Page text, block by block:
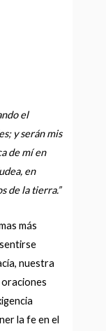
el
y serán mis
de mí en
en
de la tierra.”
más
nuestra
la fe en el